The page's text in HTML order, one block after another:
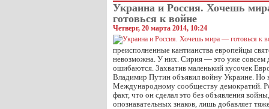
Украина и Россия. Хочешь
готовься к войне
Четверг, 20 марта 2014, 10:24
преисполненные кантианства европейцы
невозможна. У них. Сирия — это уже совсем
ошибаются. Захватив маленький кусочек
Владимир Путин объявил войну Украине. Но
Международному сообществу демократий.
факт, что он сделал это без объявления
опознавательных знаков, лишь добавляет